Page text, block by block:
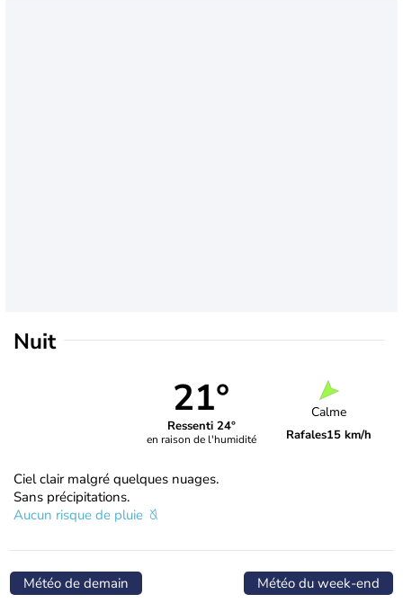
Nuit
21°
Ressenti 24°
en raison de l'humidité
Calme
Rafales15 km/h
Ciel clair malgré quelques nuages.
Sans précipitations.
Aucun risque de pluie
Météo de demain Météo du week-end